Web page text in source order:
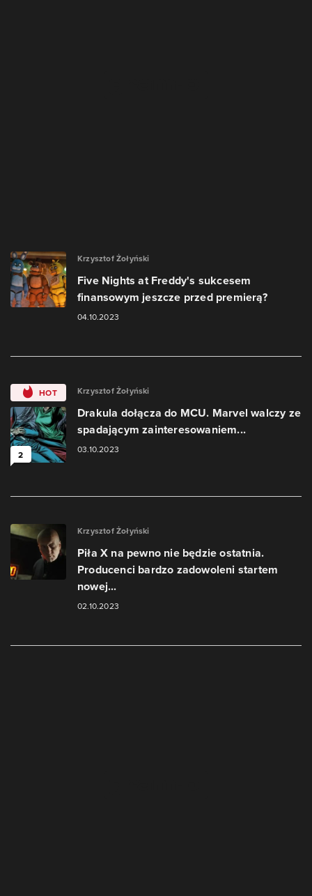
Krzysztof Żołyński
Five Nights at Freddy's sukcesem
finansowym jeszcze przed premierą?
04.10.2023
HOT
2
Krzysztof Żołyński
Drakula dołącza do MCU. Marvel walczy ze
spadającym zainteresowaniem...
03.10.2023
Krzysztof Żołyński
Piła X na pewno nie będzie ostatnia.
Producenci bardzo zadowoleni startem
nowej...
02.10.2023